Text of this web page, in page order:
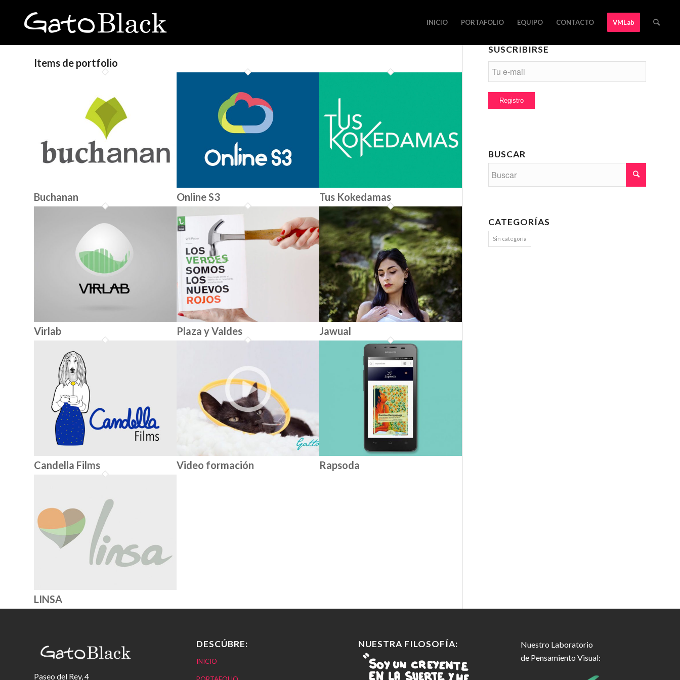
INICIO PORTAFOLIO EQUIPO CONTACTO VMLab
Items de portfolio
Buchanan Online S3 Tus Kokedamas
Virlab Plaza y Valdes Jawual
Candella Films Video formación Rapsoda
LINSA
SUSCRIBIRSE
BUSCAR
CATEGORÍAS
Sin categoría
Paseo del Rey, 4
DESCÚBRE:
INICIO
NUESTRA FILOSOFÍA:
Nuestro Laboratorio
de Pensamiento Visual: